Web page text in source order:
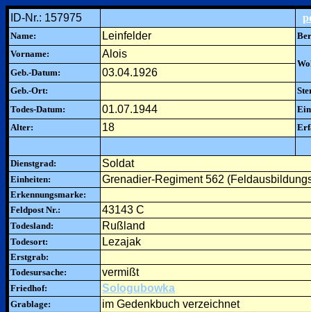
ID-Nr.: 157975
Name: Leinfelder
Vorname:
Alois
Geb.-Datum:
03.04.1926
Geb.-Ort:
Todes-Datum:
01.07.1944
Alter:
18
Dienstgrad: Soldat
Einheiten: Grenadier-Regiment 562
Erkennungsmarke:
Feldpost Nr.:
43143 C
Todesland: Rußland
Todesort: Lezajak
Erstgrab:
Todesursache:
vermißt
Friedhof: Sologubowka
Grablage: im Gedenkbuch verzeichnet